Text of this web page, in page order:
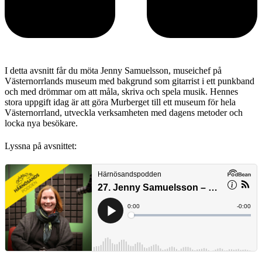
I detta avsnitt får du möta Jenny Samuelsson, museichef på
Västernorrlands museum med bakgrund som gitarrist i ett punkband
och med drömmar om att måla, skriva och spela musik. Hennes
stora uppgift idag är att göra Murberget till ett museum för hela
Västernorrland, utveckla verksamheten med dagens metoder och
locka nya besökare.
Lyssna på avsnittet: